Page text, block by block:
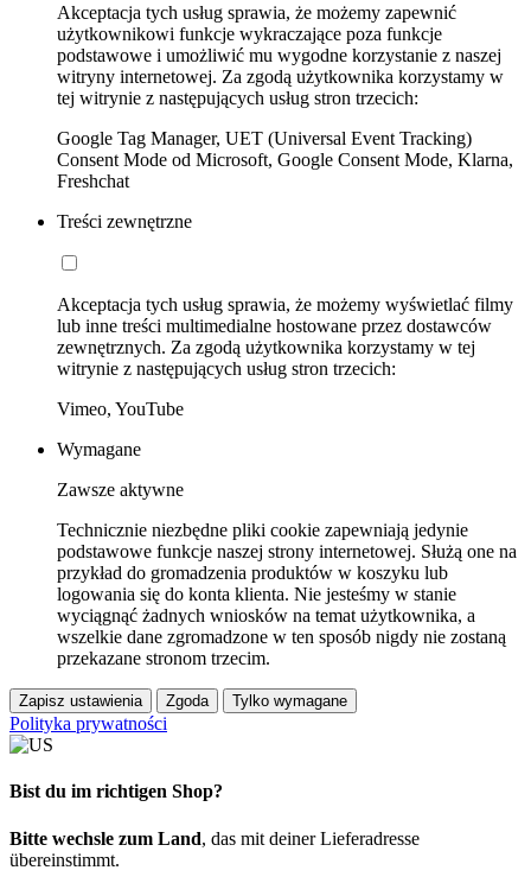
Akceptacja tych usług sprawia, że możemy zapewnić
użytkownikowi funkcje wykraczające poza funkcje
podstawowe i umożliwić mu wygodne korzystanie z naszej
witryny internetowej. Za zgodą użytkownika korzystamy w
tej witrynie z następujących usług stron trzecich:
Google Tag Manager, UET (Universal Event Tracking)
Consent Mode od Microsoft, Google Consent Mode, Klarna,
Freshchat
Treści zewnętrzne
Akceptacja tych usług sprawia, że możemy wyświetlać filmy
lub inne treści multimedialne hostowane przez dostawców
zewnętrznych. Za zgodą użytkownika korzystamy w tej
witrynie z następujących usług stron trzecich:
Vimeo, YouTube
Wymagane
Zawsze aktywne
Technicznie niezbędne pliki cookie zapewniają jedynie
podstawowe funkcje naszej strony internetowej. Służą one na
przykład do gromadzenia produktów w koszyku lub
logowania się do konta klienta. Nie jesteśmy w stanie
wyciągnąć żadnych wniosków na temat użytkownika, a
wszelkie dane zgromadzone w ten sposób nigdy nie zostaną
przekazane stronom trzecim.
Zapisz ustawienia Zgoda Tylko wymagane
Polityka prywatności
Bist du im richtigen Shop?
Bitte wechsle zum Land, das mit deiner Lieferadresse
übereinstimmt.